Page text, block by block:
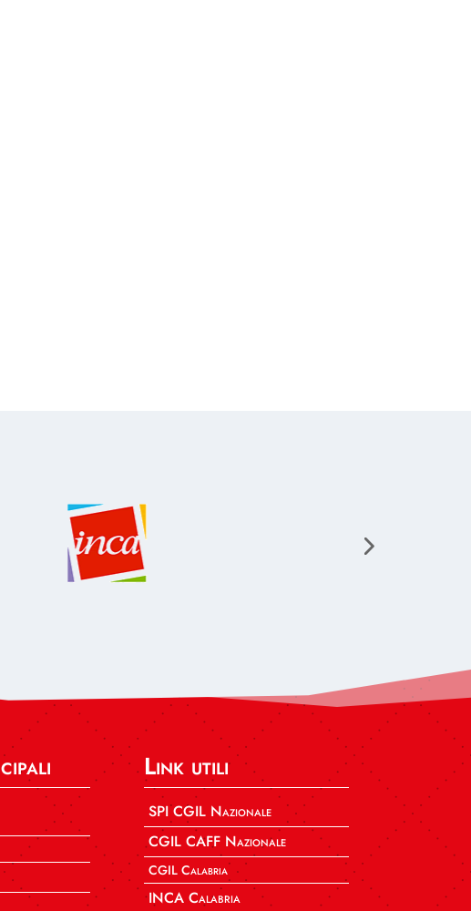
Link utili
SPI CGIL Nazionale
CGIL CAFF Nazionale
CGIL Calabria
INCA Calabria